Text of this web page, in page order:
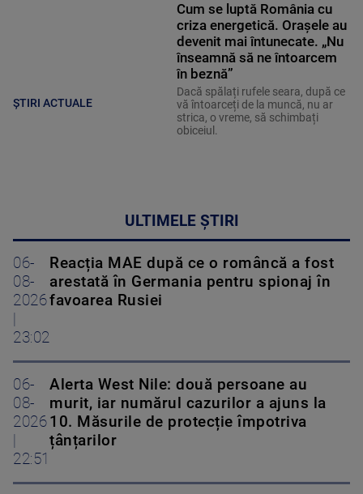
ȘTIRI ACTUALE
Cum se luptă România cu
criza energetică. Orașele au
devenit mai întunecate. „Nu
înseamnă să ne întoarcem
în beznă”
Dacă spălați rufele seara, după ce
vă întoarceți de la muncă, nu ar
strica, o vreme, să schimbați
obiceiul.
ULTIMELE ȘTIRI
06-
08-
2026
23:02
Reacția MAE după ce o româncă a fost
arestată în Germania pentru spionaj în
favoarea Rusiei
06-
08-
2026
22:51
Alerta West Nile: două persoane au
murit, iar numărul cazurilor a ajuns la
10. Măsurile de protecție împotriva
țânțarilor